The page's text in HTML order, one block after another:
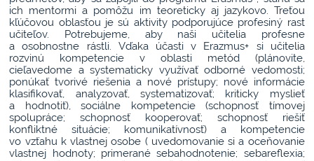
ich mentormi a pomôžu im teoreticky aj jazykovo. Treťou
kľúčovou oblasťou je sú aktivity podporujúce profesiný rast
učiteľov. Potrebujeme, aby naši učitelia profesne
a osobnostne rástli. Vďaka účasti v Erazmus+ si učitelia
rozvinú kompetencie v oblasti metód (plánovite,
cieľavedome a systematicky využívať odborné vedomosti;
ponúkať tvorivé riešenia a nové prístupy; nové informácie
klasifikovať, analyzovať, systematizovať; kriticky myslieť
a hodnotiť), sociálne kompetencie (schopnosť tímovej
spolupráce; schopnosť kooperovať; schopnosť riešiť
konfliktné situácie; komunikatívnosť) a kompetencie
vo vzťahu k vlastnej osobe ( uvedomovanie si a oceňovanie
vlastnej hodnoty; primerané sebahodnotenie; sebareflexia;